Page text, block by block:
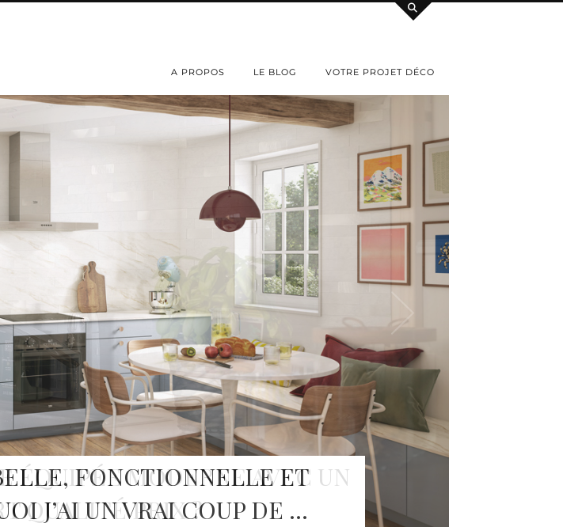
A PROPOS LE BLOG VOTRE PROJET DÉCO
FONCTIONNELLE ET
J’AI UN VRAI COUP DE …